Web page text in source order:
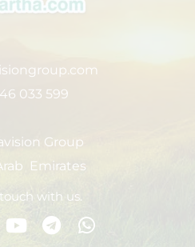
033 599
Group
Emirates
with us.